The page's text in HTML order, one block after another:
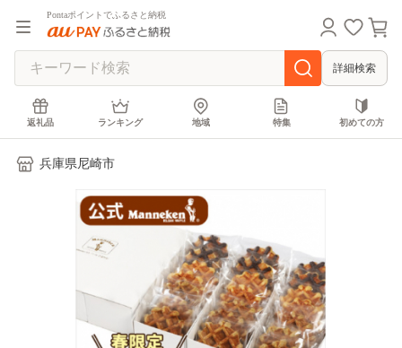
Pontaポイントでふるさと納税
詳細検索
返礼品 ランキング 地域 特集 初めての方
兵庫県尼崎市